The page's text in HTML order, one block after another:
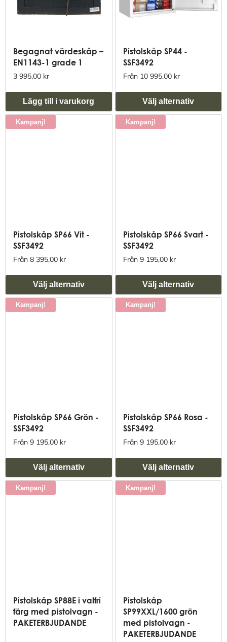
Begagnat värdeskåp –
EN1143-1 grade 1
3 995,00 kr
Lägg till i varukorg
Pistolskåp SP44 -
SSF3492
Från 10 995,00 kr
Välj alternativ
Kampanj!
Pistolskåp SP66 Vit -
SSF3492
Från 8 395,00 kr
Välj alternativ
Kampanj!
Pistolskåp SP66 Svart -
SSF3492
Från 9 195,00 kr
Välj alternativ
Kampanj!
Pistolskåp SP66 Grön -
SSF3492
Från 9 195,00 kr
Välj alternativ
Kampanj!
Pistolskåp SP66 Rosa -
SSF3492
Från 9 195,00 kr
Välj alternativ
Kampanj!
Pistolskåp SP88E i valfri
färg med pistolvagn -
PAKETERBJUDANDE
Kampanj!
Pistolskåp
SP99XXL/1600 grön
med pistolvagn -
PAKETERBJUDANDE